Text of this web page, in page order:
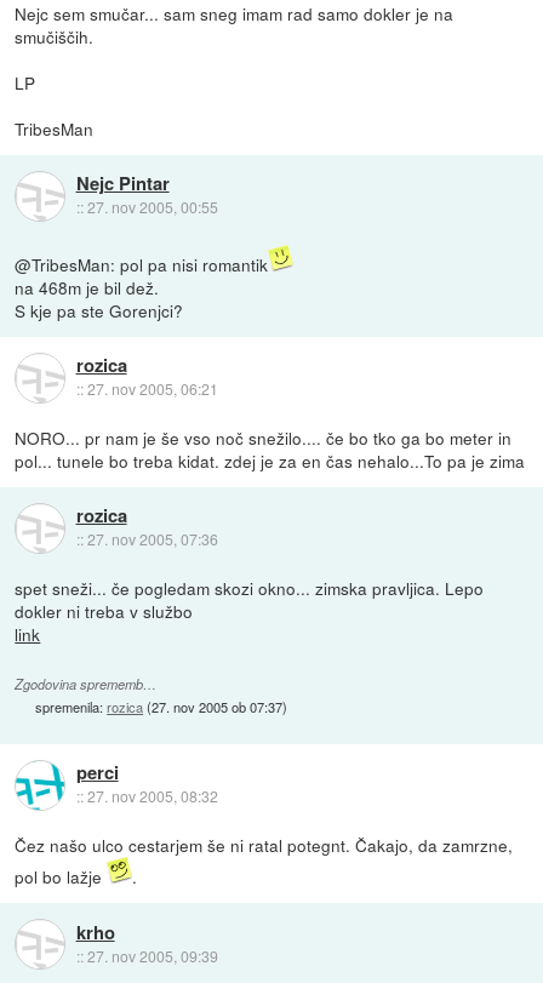
Nejc sem smučar... sam sneg imam rad samo dokler je na
smučiščih.
LP
TribesMan
Nejc Pintar
::27. nov 2005, 00:55
@TribesMan: pol pa nisi romantik
na 468m je bil dež.
S kje pa ste Gorenjci?
rozica
::27. nov 2005, 06:21
NORO... pr nam je še vso noč snežilo.... če bo tko ga bo meter in
pol... tunele bo treba kidat. zdej je za en čas nehalo...To pa je zima
rozica
::27. nov 2005, 07:36
spet sneži... če pogledam skozi okno... zimska pravljica. Lepo
dokler ni treba v službo
link
Zgodovina sprememb…
spremenila:rozica(27. nov 2005 ob 07:37)
perci
::27. nov 2005, 08:32
Čez našo ulco cestarjem še ni ratal potegnt. Čakajo, da zamrzne,
pol bo lažje
.
krho
::27. nov 2005, 09:39